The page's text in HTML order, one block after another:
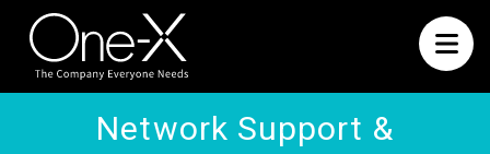
Network Support &